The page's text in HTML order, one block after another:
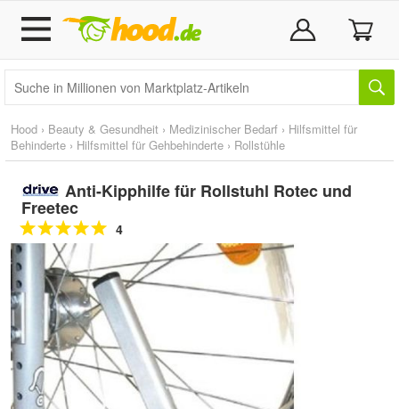
Hood › Beauty & Gesundheit › Medizinischer Bedarf › Hilfsmittel für
Behinderte › Hilfsmittel für Gehbehinderte › Rollstühle
Anti-Kipphilfe für Rollstuhl Rotec und
Freetec
4